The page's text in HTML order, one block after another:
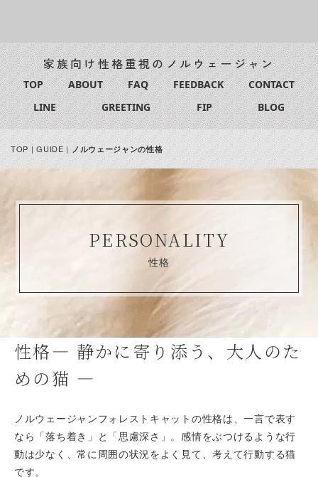
家族向け性格重視のノルウェージャン
TOP ABOUT FAQ FEEDBACK
CONTACT
LINE
GREETING FIP BLOG
TOP|GUIDE|ノルウェージャンの性格
PERSONALITY
性格
性格― 静かに寄り添う、大人のた
めの猫 ―
ノルウェージャンフォレストキャットの性格は、一言で表す
なら「落ち着き」と「思慮深さ」。感情をぶつけるような行
動は少なく、常に周囲の状況をよく見て、考えて行動する猫
です。